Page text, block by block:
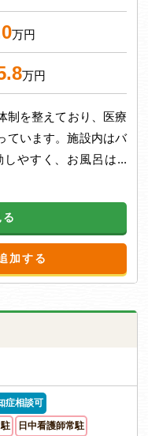
万円
万円
制を整えており、医療
ています。施設内はバ
やすく、お風呂は...
加する
症相談可
日中看護師常駐